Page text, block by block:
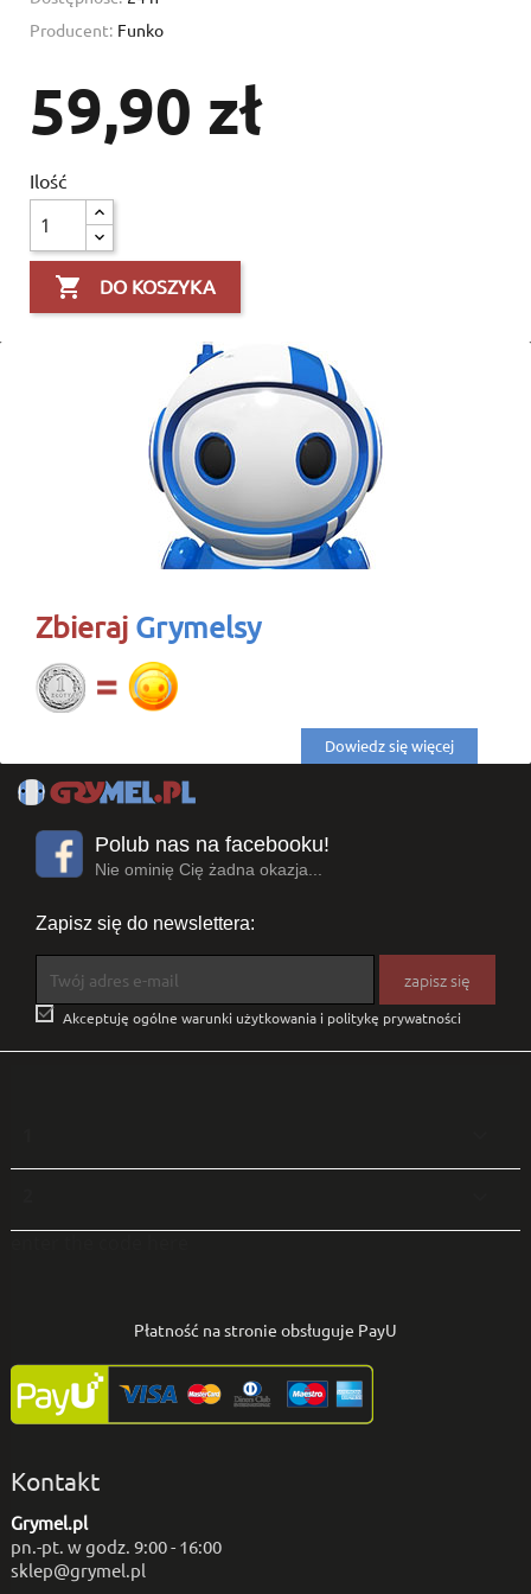
Producent: Funko
59,90 zł
Ilość
 DO KOSZYKA
Zbieraj Grymelsy
Dowiedz się więcej
Polub nas na facebooku!
Nie ominię Cię żadna okazja...
Zapisz się do newslettera:
 Akceptuję ogólne warunki użytkowania i politykę prywatności
Płatność na stronie obsługuje PayU
Kontakt
Grymel.pl
pn.-pt. w godz. 9:00 - 16:00
sklep@grymel.pl